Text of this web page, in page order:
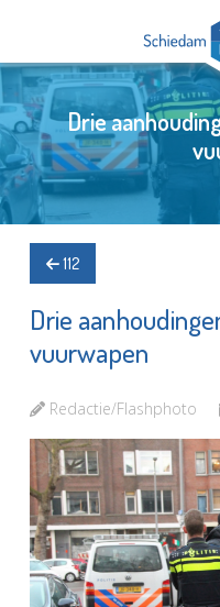
Drie
112
Drie
vuurwapen
Redactie/Flashphoto